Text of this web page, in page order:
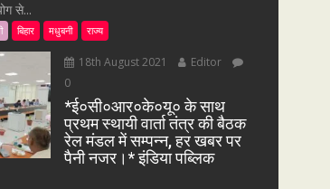
से...
बिहार मधुबनी राज्य
18th August 2021
Editor
0
*ई०सी०आर०के०यू० के साथ
प्रथम स्थायी वार्ता तंत्र की बैठक
रेल मंडल में सम्पन्न, हर खबर पर
पैनी नजर।* इंडिया पब्लिक